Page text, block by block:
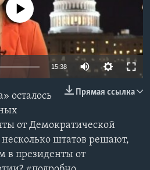
currently available
15:38
Прямая ссылка
осталось
от Демократической
штатов решают,
в президенты от